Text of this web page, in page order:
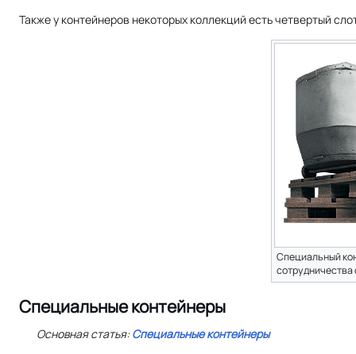
Также у контейнеров некоторых коллекций есть четвертый
Специальный
Специальные контейнеры
Основная статья:Специальные контейнеры